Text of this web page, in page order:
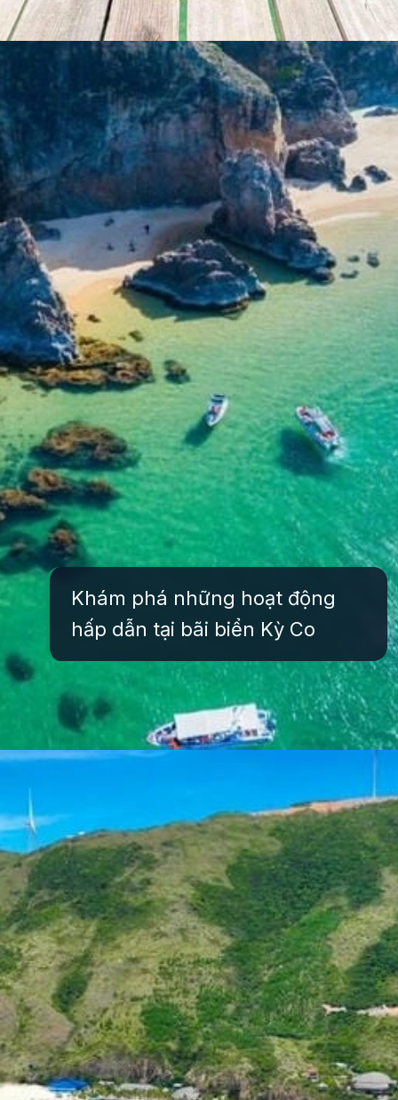
https://yeukhoahoc.edu.vn/bai-bien-ky-co
Khám phá những hoạt động
hấp dẫn tại bãi biển Kỳ Co